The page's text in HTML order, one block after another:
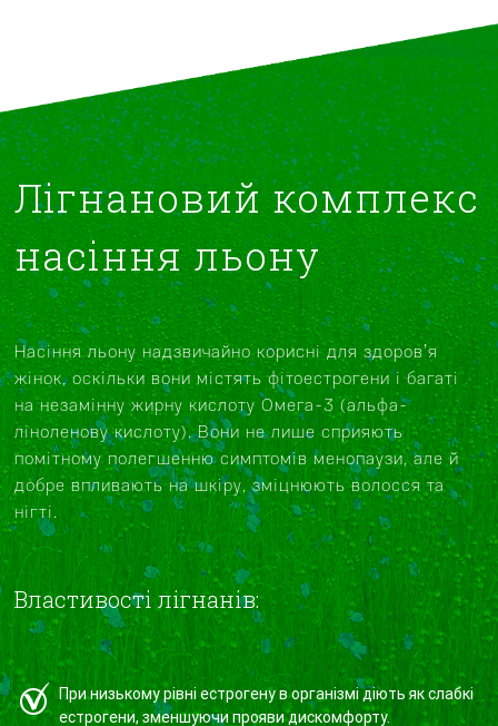
Лігнановий комплекс
насіння льону
Насіння льону надзвичайно корисні для здоров’я
жінок, оскільки вони містять фітоестрогени і багаті
на незамінну жирну кислоту Омега-3 (альфа-
ліноленову кислоту). Вони не лише сприяють
помітному полегшенню симптомів менопаузи, але й
добре впливають на шкіру, зміцнюють волосся та
нігті.
Властивості лігнанів:
При низькому рівні естрогену в організмі діють як слабкі
естрогени, зменшуючи прояви дискомфорту.